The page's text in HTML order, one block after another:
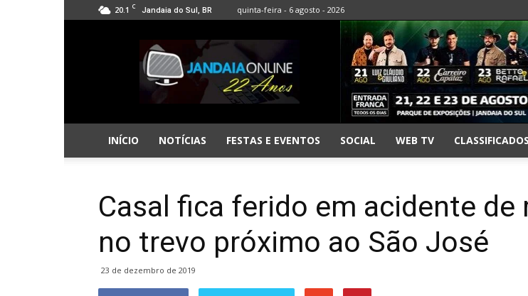
20.1 C Jandaia do Sul, BR quinta-feira - 6 agosto - 2026
Jandaia
Online
INÍCIO NOTÍCIAS FESTAS E EVENTOS SOCIAL WEB TV CLASSIFICADOS
Casal fica ferido em acidente de
no trevo próximo ao São José
23 de dezembro de 2019